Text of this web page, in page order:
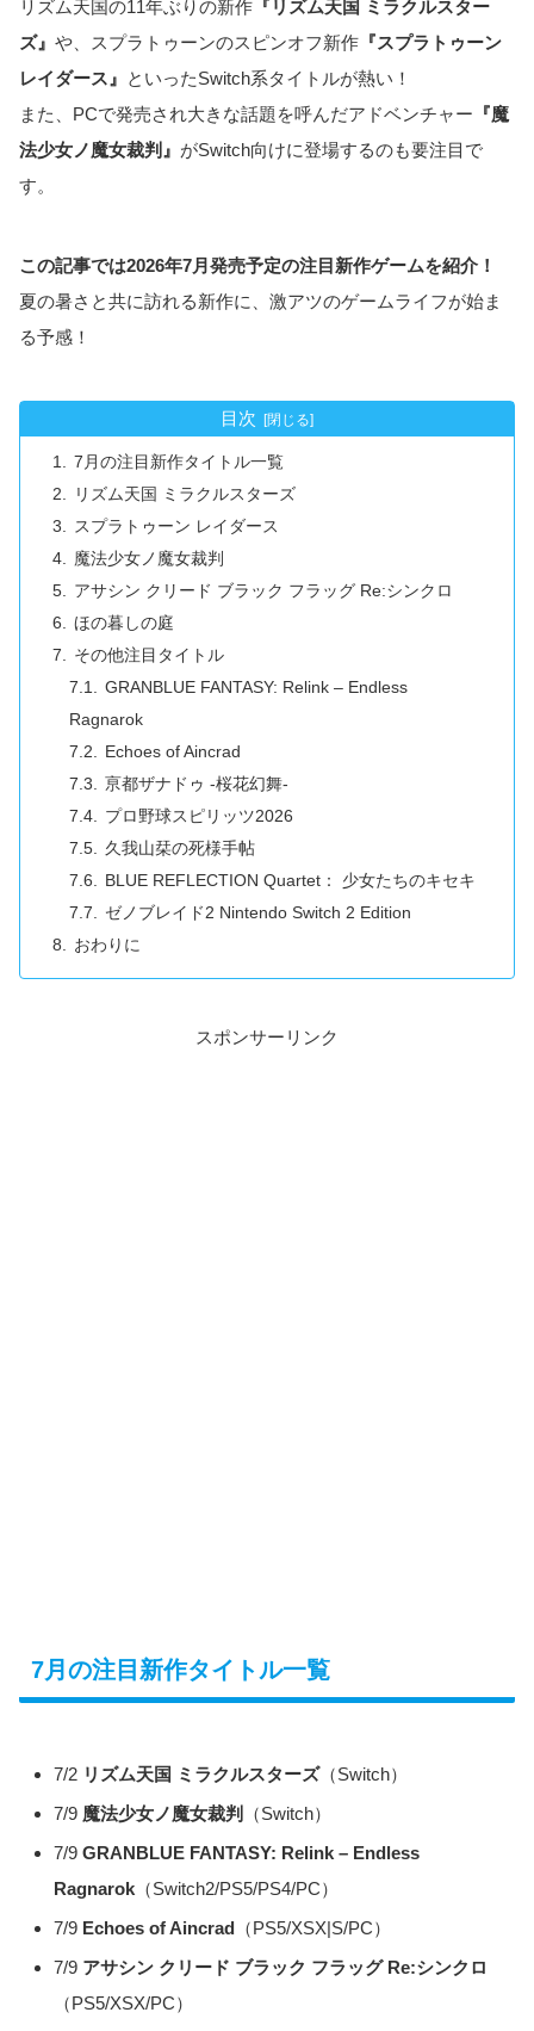
リズム天国の11年ぶりの新作 『リズム天国 ミラクルスター
ズ』 や、スプラトゥーンのスピンオフ新作 『スプラトゥーン
レイダース』 といったSwitch系タイトルが熱い！
また、PCで発売され大きな話題を呼んだアドベンチャー 『魔
法少女ノ魔女裁判』 がSwitch向けに登場するのも要注目で
す。
この記事では2026年7月発売予定の注目新作ゲームを紹介！
夏の暑さと共に訪れる新作に、激アツのゲームライフが始ま
る予感！
目次
7月の注目新作タイトル一覧
リズム天国 ミラクルスターズ
スプラトゥーン レイダース
魔法少女ノ魔女裁判
アサシン クリード ブラック フラッグ Re:シンクロ
ほの暮しの庭
その他注目タイトル
GRANBLUE FANTASY: Relink – Endless
Ragnarok
Echoes of Aincrad
亰都ザナドゥ -桜花幻舞-
プロ野球スピリッツ2026
久我山栞の死様手帖
BLUE REFLECTION Quartet： 少女たちのキセキ
ゼノブレイド2 Nintendo Switch 2 Edition
おわりに
スポンサーリンク
7月の注目新作タイトル一覧
7/2 リズム天国 ミラクルスターズ（Switch）
7/9 魔法少女ノ魔女裁判
（Switch）
7/9 GRANBLUE FANTASY: Relink – Endless
Ragnarok （Switch2/PS5/PS4/PC）
7/9 Echoes of Aincrad （PS5/XSX|S/PC）
7/9 アサシン クリード ブラック フラッグ Re:シンクロ
（PS5/XSX/PC）